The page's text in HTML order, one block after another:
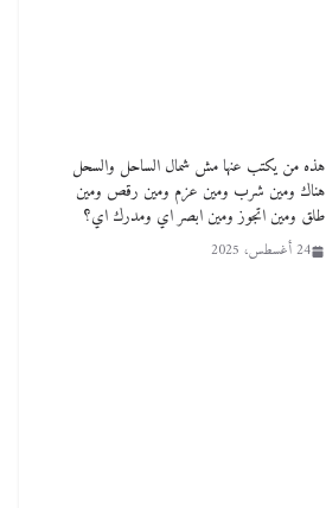
هذه من يكتب عنها مش شمال الساحل والسحل
هناك ومين شرب ومين عزم ومين رقص ومين
طلق ومين اتجوز ومين ابصر اي ومدرك اي؟
24 أغسطس، 2025